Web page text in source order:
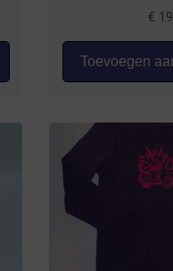
€
Toevoegen